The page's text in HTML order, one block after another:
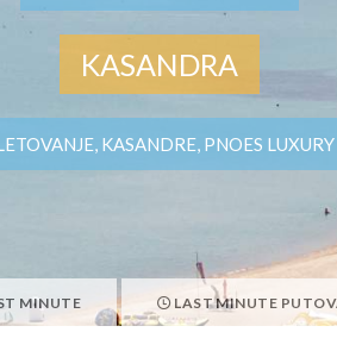
KASANDRA
KASANDRE, PNOES LUXURY
MINUTE LAST MINUTE